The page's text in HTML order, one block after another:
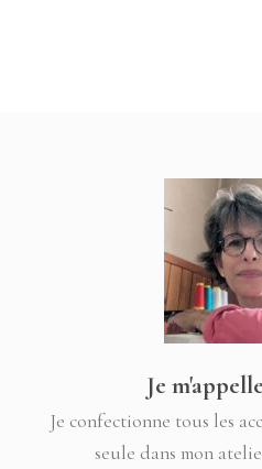
Je
Je confectionne tous les
seule dans mon